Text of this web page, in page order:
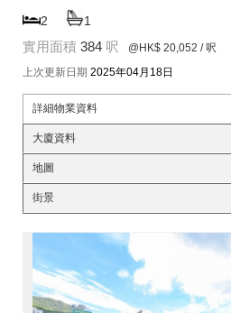
2 1
實用面積 384 呎 @HK$ 20,052 / 呎
上次更新日期 2025年04月18日
詳細物業資料
大廈資料
地圖
街景